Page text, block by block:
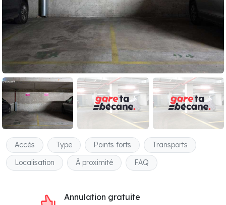
Accès Type Points forts
Transports
Localisation
À proximité FAQ
Annulation gratuite